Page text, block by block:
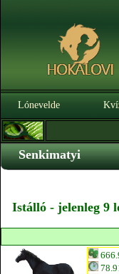
Lónevelde
Senkimatyi
Istálló - jelenleg 9